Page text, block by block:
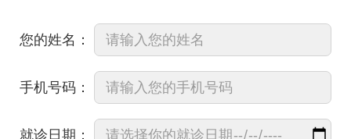
您的姓名：
手机号码：
就诊日期：